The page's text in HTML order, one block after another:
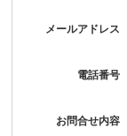
メールアドレス
電話番号
お問合せ内容